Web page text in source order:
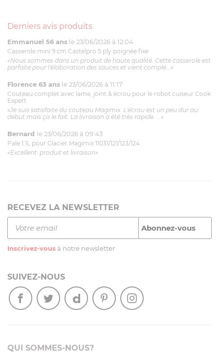
Derniers avis produits
Emmanuel 56 ans le 23/06/2026 à 12:04
Casserole mini 9 cm Castelpro 5 ply poignée fixe
«Nous sommes dans un produit de haute qualité. Cette casserole est
parfaite pour l'élaboration des sauces et vient complé...»
Florence 63 ans le 23/06/2026 à 11:17
Couteau complet avec lame, joint & écrou pour le robot cuiseur Cook
Expert
«Je suis satisfaite du couteau Magimix. L'écrou est un peu dur au
début mais ça le fait. La livraison a été très rapide. ...»
Bernard le 23/06/2026 à 09:43
Pale 1.1L pour Glacier Magimix 11031/121/123/124
«Excellent: produit et livraison»
RECEVEZ LA NEWSLETTER
Inscrivez-vous à notre newsletter
SUIVEZ-NOUS
QUI SOMMES-NOUS?